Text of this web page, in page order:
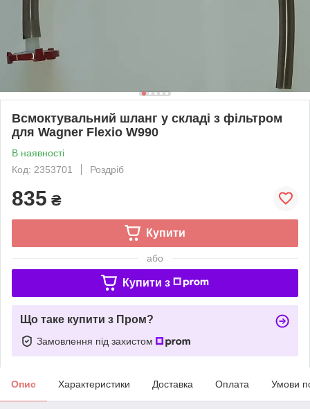
Всмоктувальний шланг у складі з фільтром
для Wagner Flexio W990
В наявності
Код: 2353701
Роздріб
835 ₴
Купити
або
Купити з
Що таке купити з Пром?
Замовлення під захистом
Опис Характеристики Доставка Оплата Умови